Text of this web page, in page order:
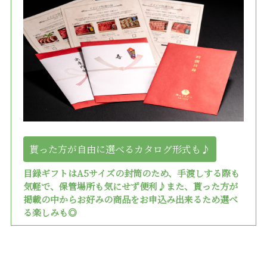
貰った方が自由に選べるカタログ形式も♪
目録ギフトはA5サイズの封筒のため、手渡しする際も
気軽で、保管場所も気にせず便利♪また、貰った方が
掲載の中からお好みの商品をお申込み出来るため選べ
る楽しみも◎